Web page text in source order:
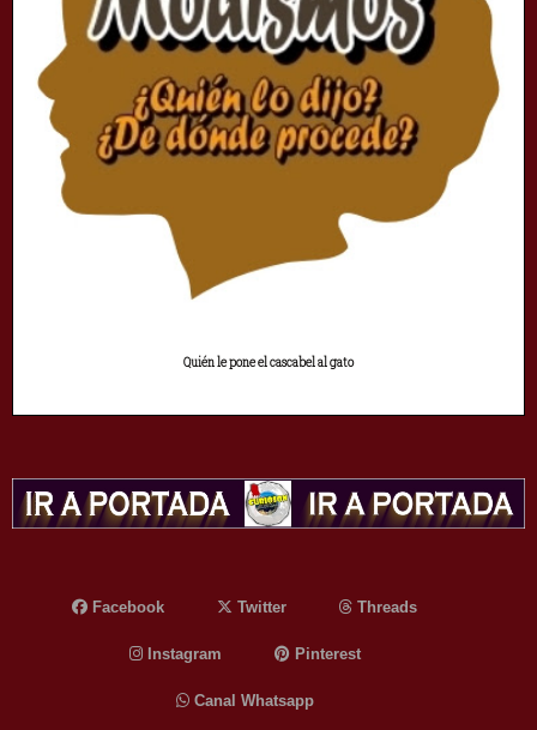
Quién le pone el cascabel al gato
Facebook Twitter Threads
Instagram Pinterest
Canal Whatsapp